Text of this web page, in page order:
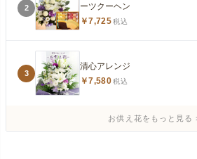
2
ーツクーヘン
￥7,725税込
3
清心アレンジ
￥7,580税込
お供え花をもっと見る